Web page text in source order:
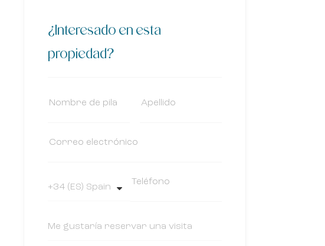
¿Interesado en esta
propiedad?